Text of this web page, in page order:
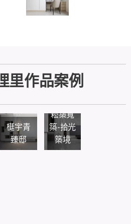
里作品案例
梃宇青
臻邸
崧築寬
築-拾光
築境